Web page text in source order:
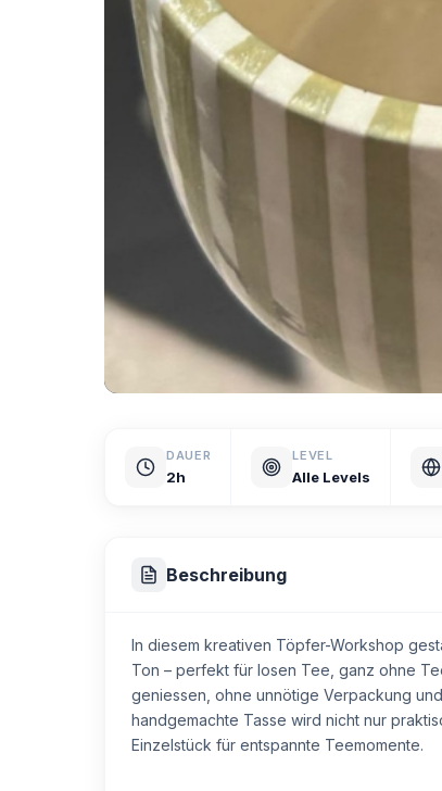
DAUER
2h
LEVEL
Alle Levels
Beschreibung
In diesem kreativen Töpfer-Workshop
Ton – perfekt für losen Tee, ganz ohne
geniessen, ohne unnötige Verpackung
handgemachte Tasse wird nicht nur
Einzelstück für entspannte Teemomente.